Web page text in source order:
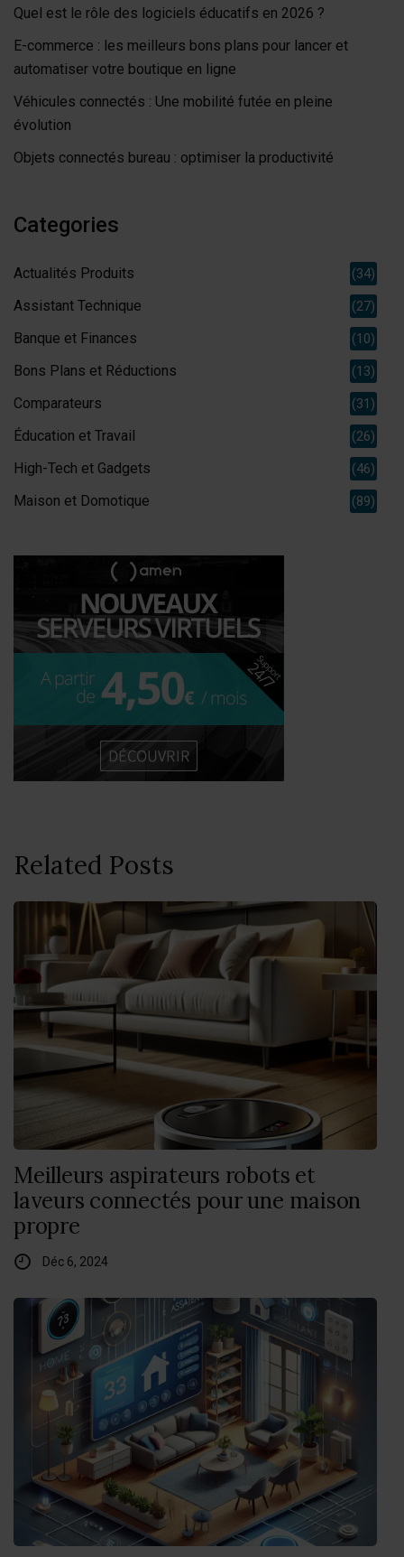
Quel est le rôle des logiciels éducatifs en 2026 ?
E-commerce : les meilleurs bons plans pour lancer et
automatiser votre boutique en ligne
Véhicules connectés : Une mobilité futée en pleine
évolution
Objets connectés bureau : optimiser la productivité
Categories
Actualités Produits (34)
Assistant Technique (27)
Banque et Finances (10)
Bons Plans et Réductions (13)
Comparateurs (31)
Éducation et Travail (26)
High-Tech et Gadgets (46)
Maison et Domotique (89)
Related Posts
Meilleurs aspirateurs robots et
laveurs connectés pour une maison
propre
Déc 6, 2024